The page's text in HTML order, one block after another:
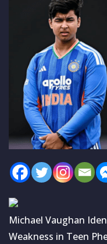
Michael Vaughan
Weakness in Teen